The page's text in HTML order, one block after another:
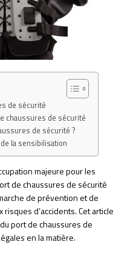
de sécurité
chaussures de sécurité
de sécurité ?
la sensibilisation
majeure pour les
de chaussures de sécurité
de prévention et de
d’accidents. Cet article
port de chaussures de
en la matière.